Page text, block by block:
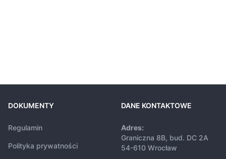
DOKUMENTY
Regulamin
Polityka prywatności
DANE KONTAKTOWE
Adres:
Graniczna 8B, bud. DC 2A
54-610 Wrocław